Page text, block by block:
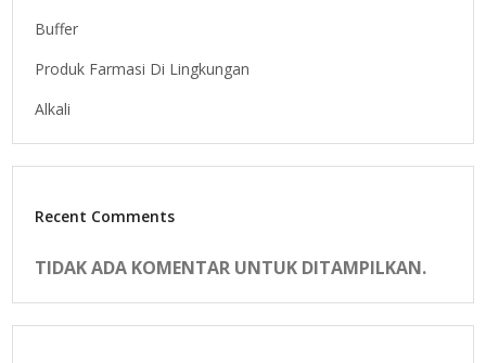
Buffer
Produk Farmasi Di Lingkungan
Alkali
Recent Comments
TIDAK ADA KOMENTAR UNTUK DITAMPILKAN.